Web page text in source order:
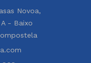
Novoa,
- Baixo